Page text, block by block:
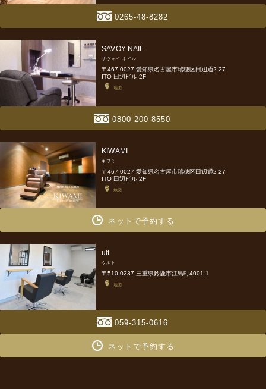
0265-48-8282
SAVOY NAIL
サヴォイ ネイル
〒467-0027 愛知県名古屋市瑞穂区田辺通2-27
ITO 田辺ビル 2F
地図
0800-200-8550
KIWAMI
キワミ
〒467-0027 愛知県名古屋市瑞穂区田辺通2-27
ITO 田辺ビル 2F
地図
ネットで予約する
ult
ウルト
〒510-0237 三重県鈴鹿市江島町4001-1
地図
059-315-0616
ネットで予約する